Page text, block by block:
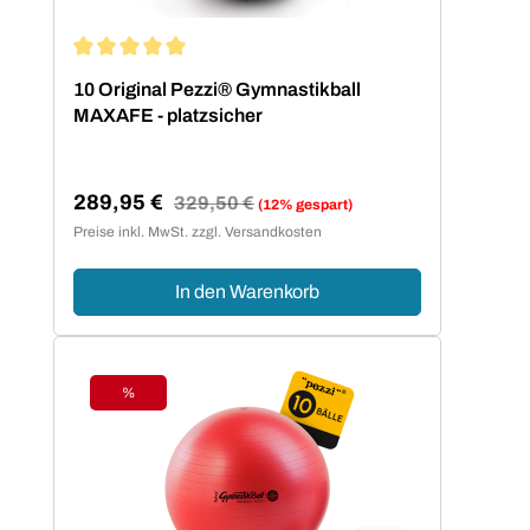
10 Original Pezzi® Gymnastikball
MAXAFE - platzsicher
Verkaufspreis:
289,95 € Regulärer Preis:
329,50 € (12% gespart)
Preise inkl. MwSt. zzgl. Versandkosten
In den Warenkorb
Rabatt
%